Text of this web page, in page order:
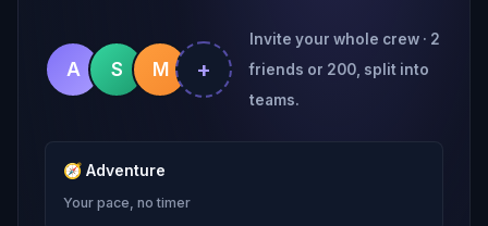
A S M +
Invite your whole crew · 2
friends or 200, split into
teams.
🧭 Adventure
Your pace, no timer